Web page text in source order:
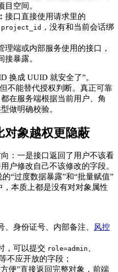
空间。
接口直接使用请求里的
project_id ，没有和当前会话绑
理端或内部服务使用的接口，
暴露。
换成 UUID 就安全了”。
不能替代授权判断。真正可靠
在服务端根据当前用户、角
做明确校验。
对象越权更隐蔽
：一是接口返回了用户不该看
户修改自己不该修改的字段。
“过度数据暴露”和“批量赋值”
本质上都是没有对对象属性
身份证号、内部备注、
风控
，可以提交 role=admin 、
不应开放的字段；
便”直接返回完整对象，前端